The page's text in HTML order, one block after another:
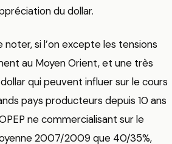
du dollar.
noter, si l’on excepte les tensions
au Moyen Orient, et une très
qui peuvent influer sur le cours
pays producteurs depuis 10 ans
ne commercialisant sur le
2007/2009 que 40/35%,